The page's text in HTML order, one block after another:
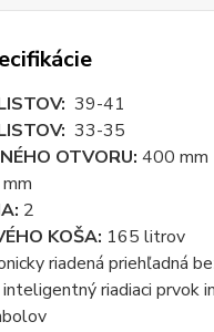
39-41
33-35
OTVORU: 400 mm
2
KOŠA: 165 litrov
riadená priehľadná
riadiaci prvok